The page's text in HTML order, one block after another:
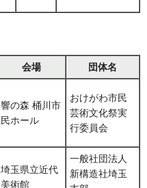
会場 団体名
響の森 桶川市
民ホール
おけがわ市民
芸術文化祭実
行委員会
埼玉県立近代
美術館
一般社団法人
新構造社埼玉